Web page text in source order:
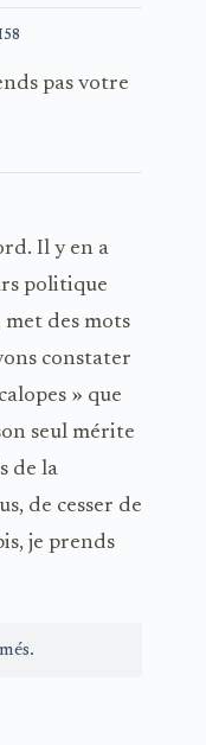
pas votre
Il y en a
politique
des mots
constater
» que
seul mérite
de la
de cesser de
je prends